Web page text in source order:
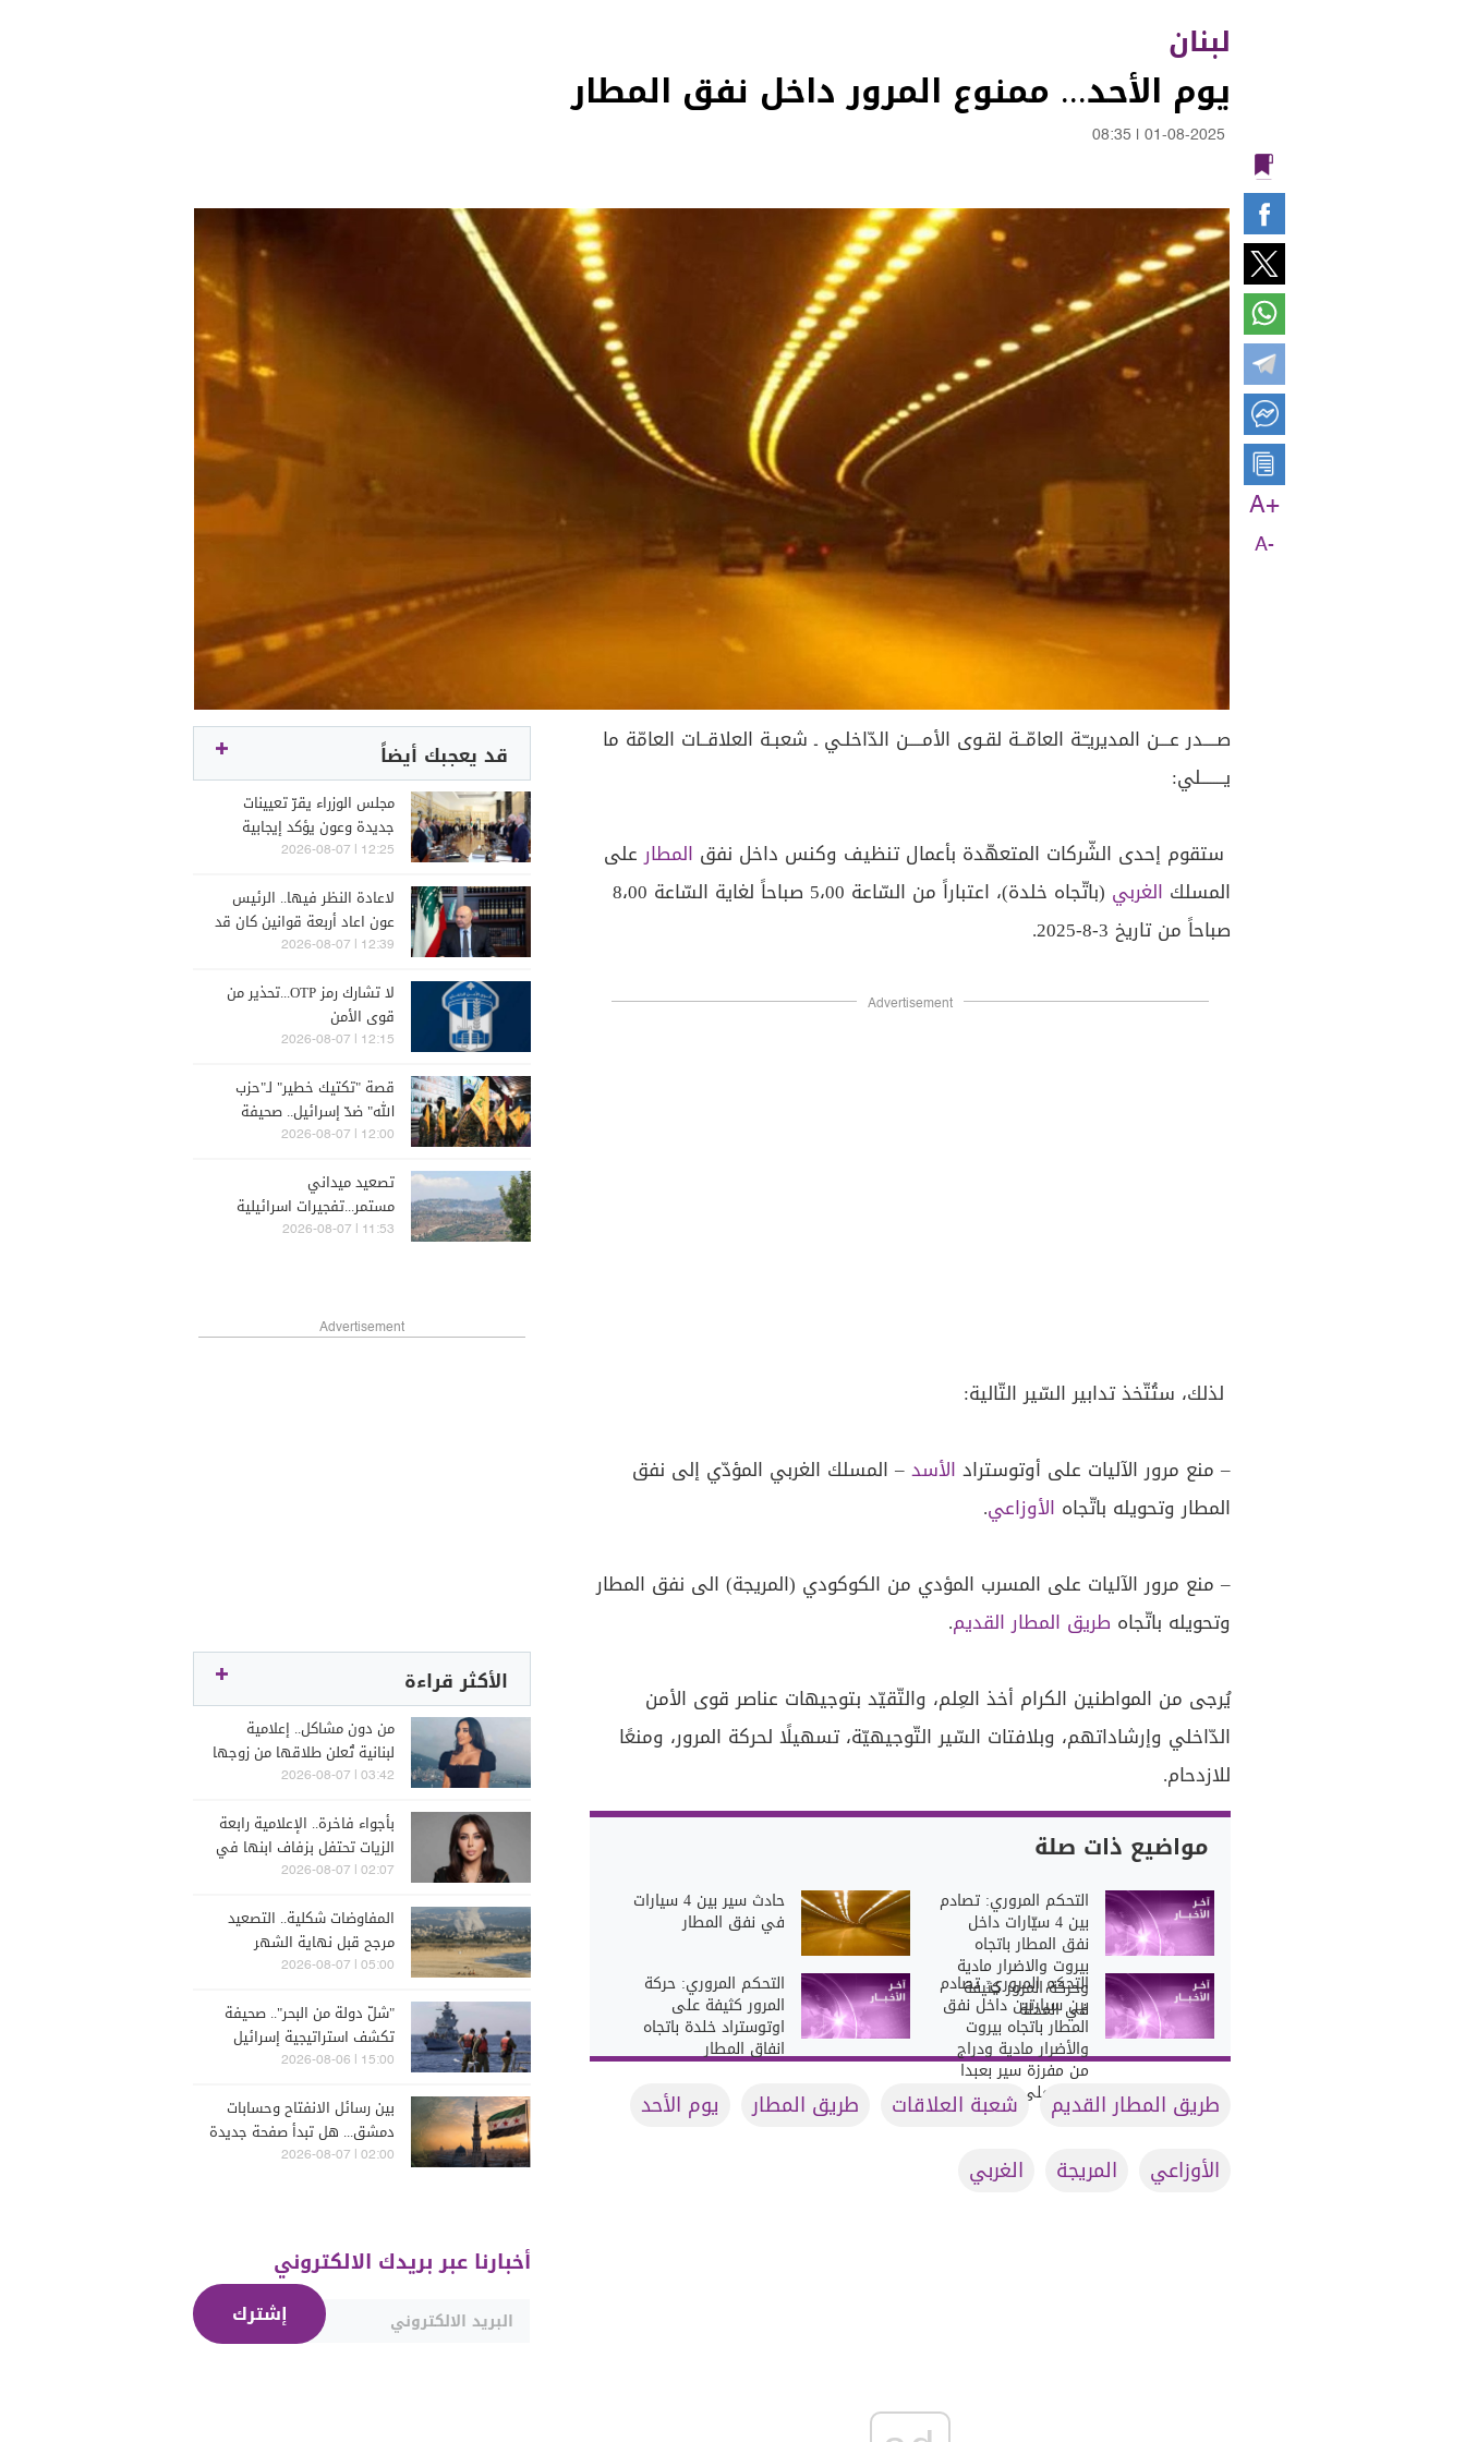
لبنان
يوم الأحد... ممنوع المرور داخل نفق المطار
01-08-2025
08:35
A+
A-
صــــدر عـــن المديريـّـة العامّــة لقـوى الأمــــن الدّاخلـي ـ شعبـة العلاقــات العامّة ما
يـــــــلي:
ستقوم إحدى الشّركات المتعهّدة بأعمال تنظيف وكنس داخل نفق المطارعلى
المسلك الغربي
(باتّجاه خلدة)، اعتباراً من السّاعة 5،00 صباحاً لغاية السّاعة 8،00
صباحاً من تاريخ 3-8-2025.
Advertisement
لذلك، ستُتّخذ تدابير السّير التّالية:
– منع مرور الآليات على أوتوستراد الأسد– المسلك الغربي المؤدّي إلى نفق
المطار وتحويله باتّجاه الأوزاعي.
– منع مرور الآليات على المسرب المؤدي من الكوكودي (المريجة) الى نفق المطار
وتحويله باتّجاه طريق المطار القديم.
يُرجى من المواطنين الكرام أخذ العِلم، والتّقيّد بتوجيهات عناصر قوى الأمن
الدّاخلي وإرشاداتهم، وبلافتات السّير التّوجيهيّة، تسهيلًا لحركة المرور، ومنعًا
للازدحام.
مواضيع ذات صلة
التحكم المروري: تصادم
بين 4 سيّارات داخل
نفق المطار باتجاه
بيروت والاضرار مادية
وحركة المرور كثيفة
في المحلة
حادث سير بين 4 سيارات
في نفق المطار
التحكم المروري: تصادم
بين سيارتين داخل نفق
المطار باتجاه بيروت
والأضرار مادية ودراج
من مفرزة سير بعبدا
يعمل على المعالجة
التحكم المروري: حركة
المرور كثيفة على
اوتوستراد خلدة باتجاه
انفاق المطار
طريق المطار القديم شعبة العلاقات طريق المطار
يوم الأحد
الأوزاعي
المريجة الغربي
قد يعجبك أيضاً
مجلس الوزراء يقرّ تعيينات
جديدة وعون يؤكد إيجابية
لقاءاته الخارجية
12:25 | 2026-08-07
لاعادة النظر فيها.. الرئيس
عون اعاد أربعة قوانين كان قد
اقرها مجلس النواب
12:39 | 2026-08-07
لا تشارك رمز OTP...تحذير من
قوى الأمن
12:15 | 2026-08-07
قصة "تكتيك خطير" لـ"حزب
الله" ضدّ إسرائيل.. صحيفة
تكشفه
12:00 | 2026-08-07
تصعيد ميداني
مستمر...تفجيرات اسرائيلية
جديدة
11:53 | 2026-08-07
Advertisement
الأكثر قراءة
من دون مشاكل.. إعلامية
لبنانية تُعلن طلاقها من زوجها
رجل الأعمال
03:42 | 2026-08-07
بأجواء فاخرة.. الإعلامية رابعة
الزيات تحتفل بزفاف ابنها في
البترون (فيديو)
02:07 | 2026-08-07
المفاوضات شكلية.. التصعيد
مرجح قبل نهاية الشهر
05:00 | 2026-08-07
"شلّ دولة من البحر".. صحيفة
تكشف استراتيجية إسرائيل
البحرية الجديدة في مواجهة
15:00 | 2026-08-06
بين رسائل الانفتاح وحسابات
دمشق... هل تبدأ صفحة جديدة
بين "حزب الله" وسوريا -
02:00 | 2026-08-07
أخبارنا عبر بريدك الالكتروني
إشترك